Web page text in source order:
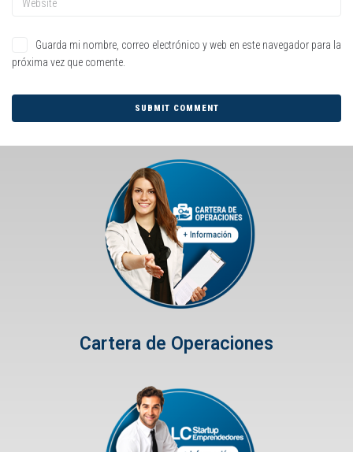
Guarda mi nombre, correo electrónico y web en este navegador para la
próxima vez que comente.
Cartera de Operaciones